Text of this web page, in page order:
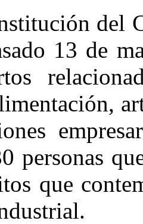
del
13 de
personas
que